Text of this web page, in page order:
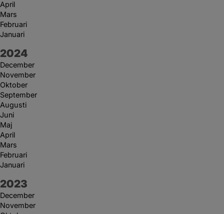
April
Mars
Februari
Januari
År:
2024
December
November
Oktober
September
Augusti
Juni
Maj
April
Mars
Februari
Januari
År:
2023
December
November